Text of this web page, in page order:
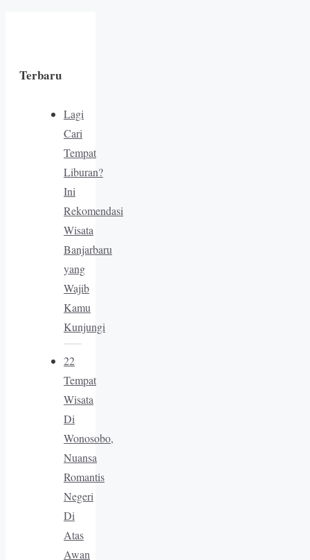
Terbaru
Lagi
Cari
Tempat
Liburan?
Ini
Rekomendasi
Wisata
Banjarbaru
yang
Wajib
Kamu
Kunjungi
22
Tempat
Wisata
Di
Wonosobo,
Nuansa
Romantis
Negeri
Di
Atas
Awan